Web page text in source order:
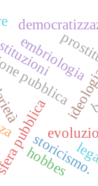
pubblica
embriologia
storicismo.
hobbes